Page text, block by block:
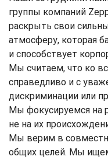
группы компаний
раскрыть свои
атмосферу, которая
и способствует
Мы считаем, что ко
справедливо и с
дискриминации или
Мы фокусируемся на
не на их
Мы верим в
общих целей. Мы